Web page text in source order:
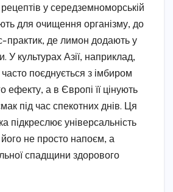
рецептів у середземноморській
для очищення організму, до
практик, де лимон додають у
У культурах Азії, наприклад,
поєднується з імбиром
ефекту, а в Європі її цінують
під час спекотних днів. Ця
підкреслює універсальність
не просто напоєм, а
спадщини здорового